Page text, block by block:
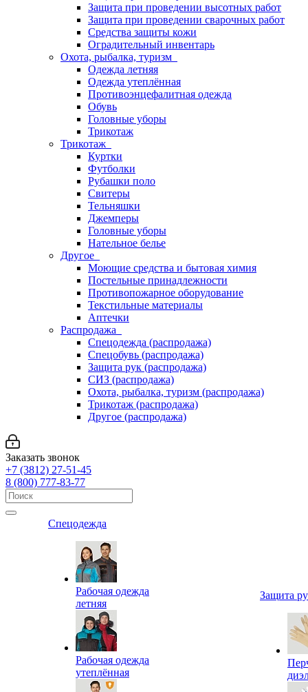
Защита при проведении высотных работ
Защита при проведении сварочных работ
Средства защиты кожи
Оградительный инвентарь
Охота, рыбалка, туризм
Одежда летняя
Одежда утеплённая
Противоэнцефалитная одежда
Обувь
Головные уборы
Трикотаж
Трикотаж
Куртки
Футболки
Рубашки поло
Свитеры
Тельняшки
Джемперы
Головные уборы
Нательное белье
Другое
Моющие средства и бытовая химия
Постельные принадлежности
Противопожарное оборудование
Текстильные материалы
Аптечки
Распродажа
Спецодежда (распродажа)
Спецобувь (распродажа)
Защита рук (распродажа)
СИЗ (распродажа)
Охота, рыбалка, туризм (распродажа)
Трикотаж (распродажа)
Другое (распродажа)
Заказать звонок
+7 (3812) 27-51-45
8 (800) 777-83-77
Спецодежда
Рабочая одежда
летняя
Рабочая одежда
утеплённая
Защита